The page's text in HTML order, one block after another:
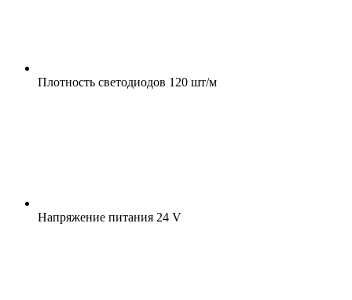
Плотность светодиодов 120 шт/м
Напряжение питания 24 V